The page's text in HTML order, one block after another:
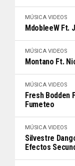
MÚSICA VIDEOS
MdobleeW Ft.
MÚSICA VIDEOS
Montano Ft.
MÚSICA VIDEOS
Fresh Bodden
Fumeteo
MÚSICA VIDEOS
Silvestre
Efectos